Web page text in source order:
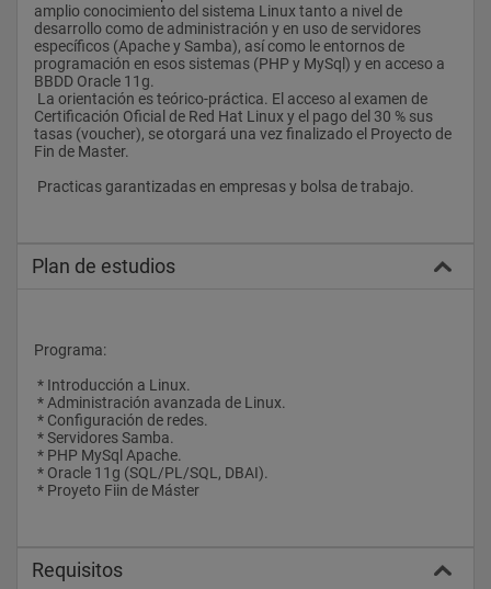
amplio conocimiento del sistema Linux tanto a nivel de
desarrollo como de administración y en uso de servidores
específicos (Apache y Samba), así como le entornos de
programación en esos sistemas (PHP y MySql) y en acceso a
BBDD Oracle 11g.
Certificación Oficial de Red Hat Linux y el pago del 30 % sus
tasas (voucher), se otorgará una vez finalizado el Proyecto de
Fin de Master.
Practicas garantizadas en empresas y bolsa de trabajo.
Plan de estudios
Programa:
* Introducción a Linux.
* Administración avanzada de Linux.
* Configuración de redes.
* Servidores Samba.
* PHP MySql Apache.
* Oracle 11g (SQL/PL/SQL, DBAI).
* Proyeto Fiin de Máster
Requisitos